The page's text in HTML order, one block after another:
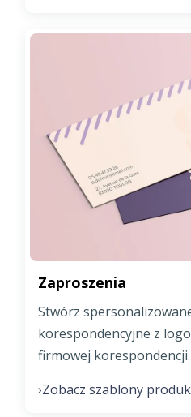
Zaproszenia
Stwórz
korespondencyjne z
firmowej korespondencji.
›Zobacz szablony